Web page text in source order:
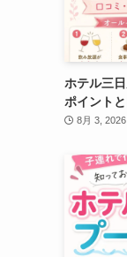
ホテル三
ポイント
8月 3, 2026